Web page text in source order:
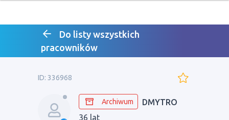
Do listy wszystkich
pracowników
ID: 336968
Archiwum
DMYTRO
36 lat